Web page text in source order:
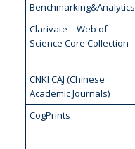
Benchmarking&Analytics
Clarivate – Web of
Science Core Collection
CNKI CAJ (Chinese
Academic Journals)
CogPrints